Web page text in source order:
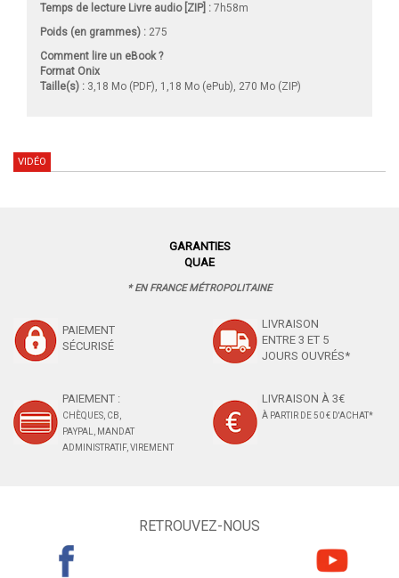
Temps de lecture Livre audio [ZIP] : 7h58m
Poids (en grammes) : 275
Comment lire un eBook ?
Format Onix
Taille(s) : 3,18 Mo (PDF), 1,18 Mo (ePub), 270 Mo (ZIP)
VIDÉO
GARANTIES
QUAE
* EN FRANCE MÉTROPOLITAINE
PAIEMENT
SÉCURISÉ
LIVRAISON
ENTRE 3 ET 5
JOURS OUVRÉS*
PAIEMENT :
CHÈQUES, CB,
PAYPAL, MANDAT
ADMINISTRATIF, VIREMENT
LIVRAISON À 3€
À PARTIR DE 50 € D'ACHAT*
RETROUVEZ-NOUS